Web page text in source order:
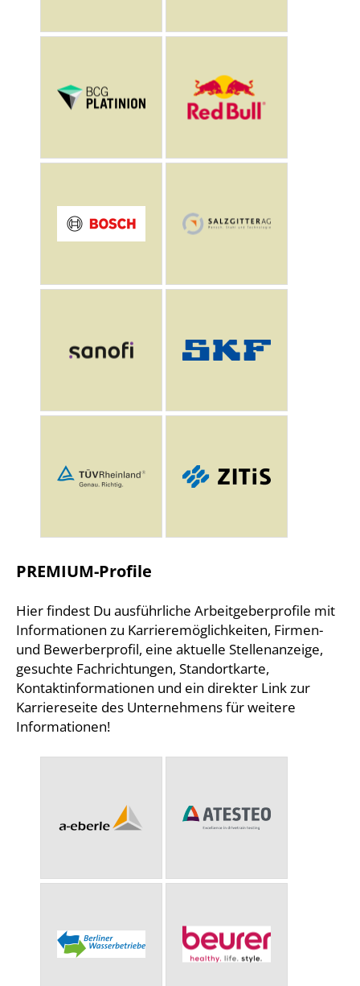
PREMIUM-Profile
Hier findest Du ausführliche Arbeitgeberprofile mit
Informationen zu Karrieremöglichkeiten, Firmen-
und Bewerberprofil, eine aktuelle Stellenanzeige,
gesuchte Fachrichtungen, Standortkarte,
Kontaktinformationen und ein direkter Link zur
Karriereseite des Unternehmens für weitere
Informationen!